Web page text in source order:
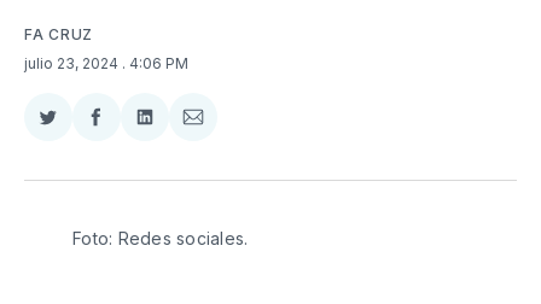
FA CRUZ
julio 23, 2024 . 4:06 PM
Compartir
Twitter
Compartir
Facebook
Compartir
LinkedIn
Compartir
Email
Foto: Redes sociales.